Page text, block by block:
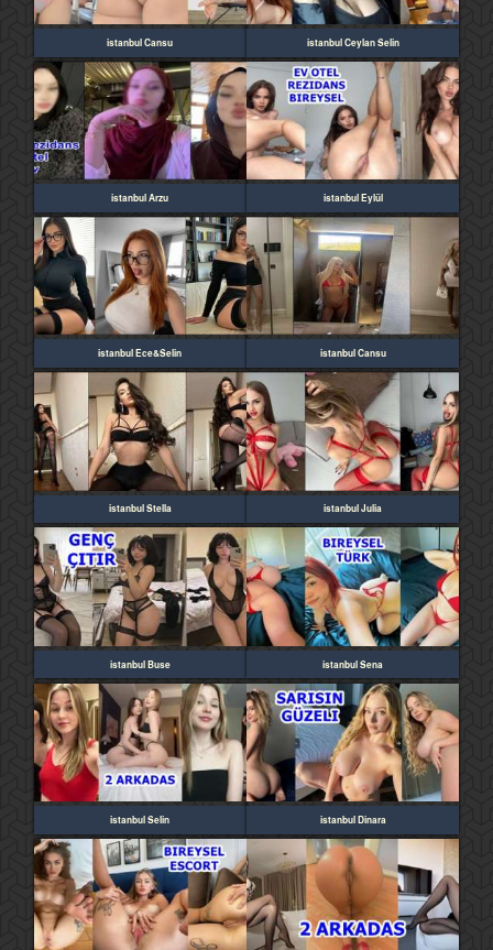
istanbul Cansu istanbul Ceylan Selin
istanbul Arzu istanbul Eylül
istanbul Ece&Selin istanbul Cansu
istanbul Stella istanbul Julia
istanbul Buse istanbul Sena
istanbul Selin istanbul Dinara